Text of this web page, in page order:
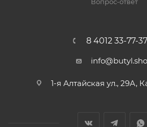
8 4012 33-77-37
1-я Алтайская ул., 29А,